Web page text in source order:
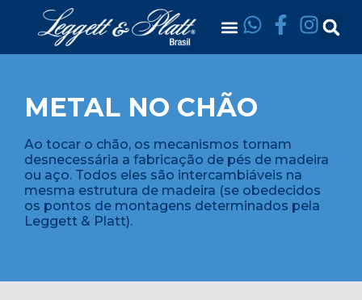
METAL NO CHÃO
Ao tocar o chão, os mecanismos tornam
desnecessária a fabricação de pés de madeira
ou aço. Todos eles são intercambiáveis na
mesma estrutura de madeira (se obedecidos
os pontos de montagens determinados pela
Leggett & Platt).